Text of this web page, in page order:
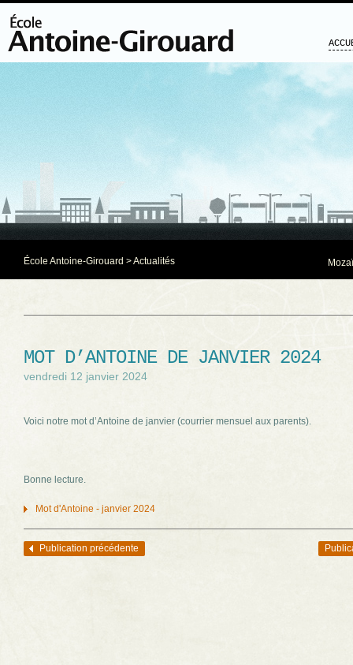
École Antoine-Girouard >Actualités
MOT D’ANTOINE DE JANVIER 2024
vendredi 12 janvier 2024
Voici notre mot d’Antoine de janvier (courrier mensuel aux parents).
Bonne lecture.
Mot d'Antoine - janvier 2024
Navigation des articles
Publication précédente